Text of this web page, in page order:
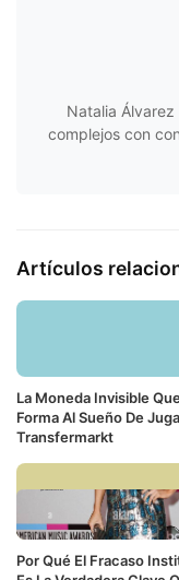
Natalia
complejos con
Artículos
La Moneda Invisible
Forma Al Sueño De
Transfermarkt
Por Qué El Fracaso